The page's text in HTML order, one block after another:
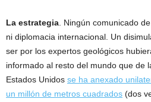
La estrategia . Ningún comunicado
ni diplomacia internacional. Un
ser por los expertos geológicos
informado al resto del mundo que de
Estados Unidos se ha anexado
un millón de metros cuadrados (dos